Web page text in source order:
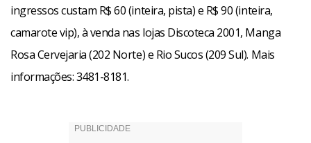
ingressos custam R$ 60 (inteira, pista) e R$ 90 (inteira,
camarote vip), à venda nas lojas Discoteca 2001, Manga
Rosa Cervejaria (202 Norte) e Rio Sucos (209 Sul). Mais
informações: 3481-8181.